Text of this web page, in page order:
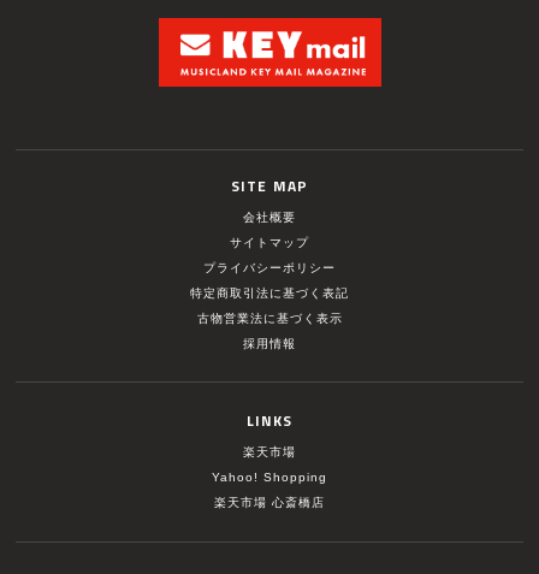
SITE MAP
会社概要
サイトマップ
プライバシーポリシー
特定商取引法に基づく表記
古物営業法に基づく表示
採用情報
LINKS
楽天市場
Yahoo! Shopping
楽天市場 心斎橋店